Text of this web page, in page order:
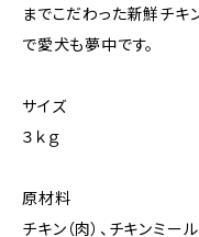
までこだわった新鮮チ
で愛犬も夢中です。
サイズ
３ｋｇ
原材料
チキン（肉）、チキンミ